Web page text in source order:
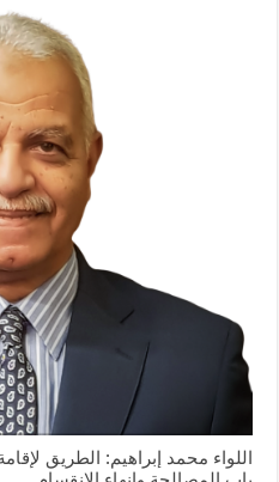
اللواء محمد إبراهيم: الطريق